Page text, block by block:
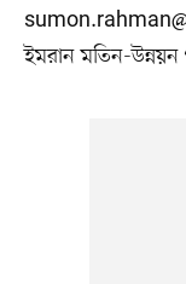
ইমরান মতিন-